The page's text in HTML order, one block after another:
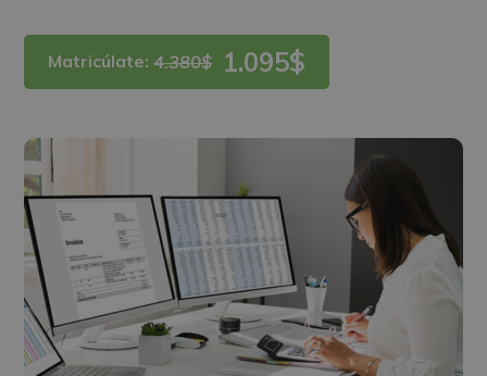
Matricúlate:4.380$ 1.095$